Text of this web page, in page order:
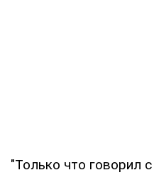
"Только что говорил